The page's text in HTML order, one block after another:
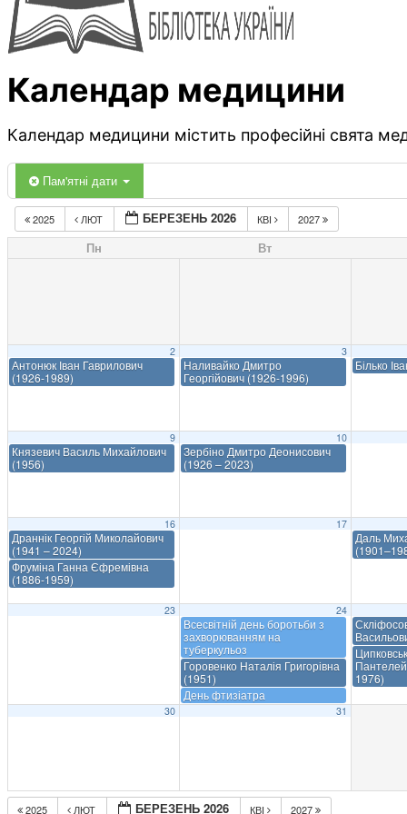
Календар медицини
Календар медицини містить професійні свята
Пам'ятні дати
2025 ЛЮТ БЕРЕЗЕНЬ 2026 КВІ 2027
Пн Вт
2
Антонюк Іван Гаврилович
(1926-1989)
3
Наливайко Дмитро
Георгійович (1926-1996)
Білько
9
Князевич Василь Михайлович
(1956)
10
Зербіно Дмитро Деонисович
(1926 – 2023)
16
Драннік Георгій Миколайович
(1941 – 2024)
Фруміна Ганна Єфремівна
(1886-1959)
17
Даль
23 24
Всесвітній день боротьби з
захворюванням на
туберкульоз
Горовенко Наталія Григорівна
(1951)
День фтизіатра
1976)
30 31
2025 ЛЮТ БЕРЕЗЕНЬ 2026 КВІ 2027